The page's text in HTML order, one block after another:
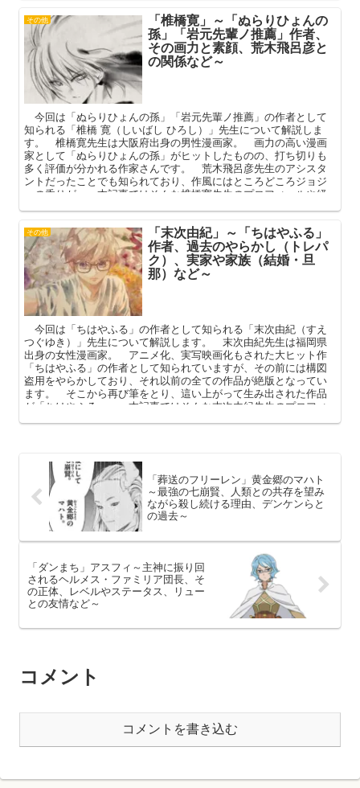
その他 「椎橋寛」～「ぬらりひょんの
孫」「岩元先輩ノ推薦」作者、
その画力と素顔、荒木飛呂彦と
の関係など～
今回は「ぬらりひょんの孫」「岩元先輩ノ推薦」の作者として
知られる「椎橋 寛（しいばし ひろし）」先生について解説しま
す。 椎橋寛先生は大阪府出身の男性漫画家。 画力の高い漫画
家として「ぬらりひょんの孫」がヒットしたものの、打ち切りも
多く評価が分かれる作家さんです。 荒木飛呂彦先生のアシスタ
ントだったことでも知られており、作風にはところどころジョジ
ョの香りが。 本記事ではそんな椎橋寛先生のプロフィールや経
その他 「末次由紀」～「ちはやふる」
作者、過去のやらかし（トレパ
ク）、実家や家族（結婚・旦
那）など～
今回は「ちはやふる」の作者として知られる「末次由紀（すえ
つぐゆき）」先生について解説します。 末次由紀先生は福岡県
出身の女性漫画家。 アニメ化、実写映画化もされた大ヒット作
「ちはやふる」の作者として知られていますが、その前には構図
盗用をやらかしており、それ以前の全ての作品が絶版となってい
ます。 そこから再び筆をとり、這い上がって生み出された作品
が「ちはやふる」。 本記事ではそんな末次由紀先生のプロフィ
「葬送のフリーレン」黄金郷のマハト
～最強の七崩賢、人類との共存を望み
ながら殺し続ける理由、デンケンらと
の過去～
「ダンまち」アスフィ～主神に振り回
されるヘルメス・ファミリア団長、そ
の正体、レベルやステータス、リュー
との友情など～
コメント
コメントを書き込む